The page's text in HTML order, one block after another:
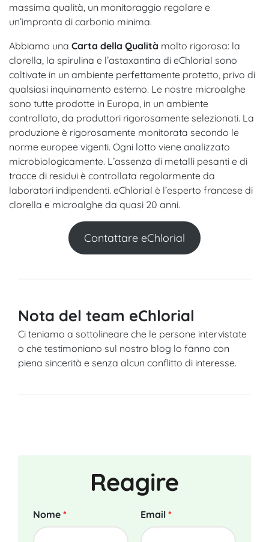
massima qualità, un monitoraggio regolare e
un’impronta di carbonio minima.
Abbiamo una Carta della Qualità molto rigorosa: la
clorella, la spirulina e l’astaxantina di eChlorial sono
coltivate in un ambiente perfettamente protetto, privo di
qualsiasi inquinamento esterno. Le nostre microalghe
sono tutte prodotte in Europa, in un ambiente
controllato, da produttori rigorosamente selezionati. La
produzione è rigorosamente monitorata secondo le
norme europee vigenti. Ogni lotto viene analizzato
microbiologicamente. L’assenza di metalli pesanti e di
tracce di residui è controllata regolarmente da
laboratori indipendenti. eChlorial è l’esperto francese di
clorella e microalghe da quasi 20 anni.
Contattare eChlorial
Nota del team eChlorial
Ci teniamo a sottolineare che le persone intervistate
o che testimoniano sul nostro blog lo fanno con
piena sincerità e senza alcun conflitto di interesse.
Reagire
Nome * Email *